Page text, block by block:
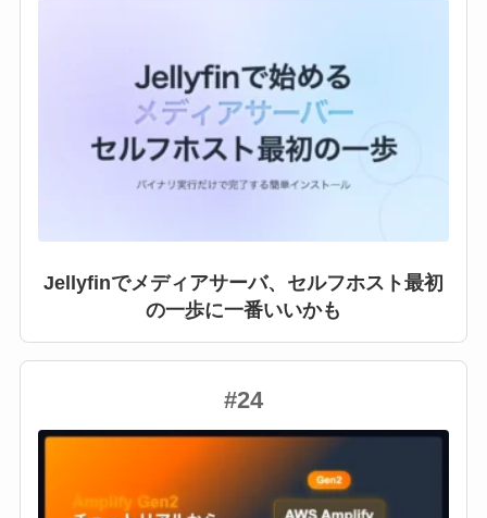
Jellyfinでメディアサーバ、セルフホスト最初
の一歩に一番いいかも
#24